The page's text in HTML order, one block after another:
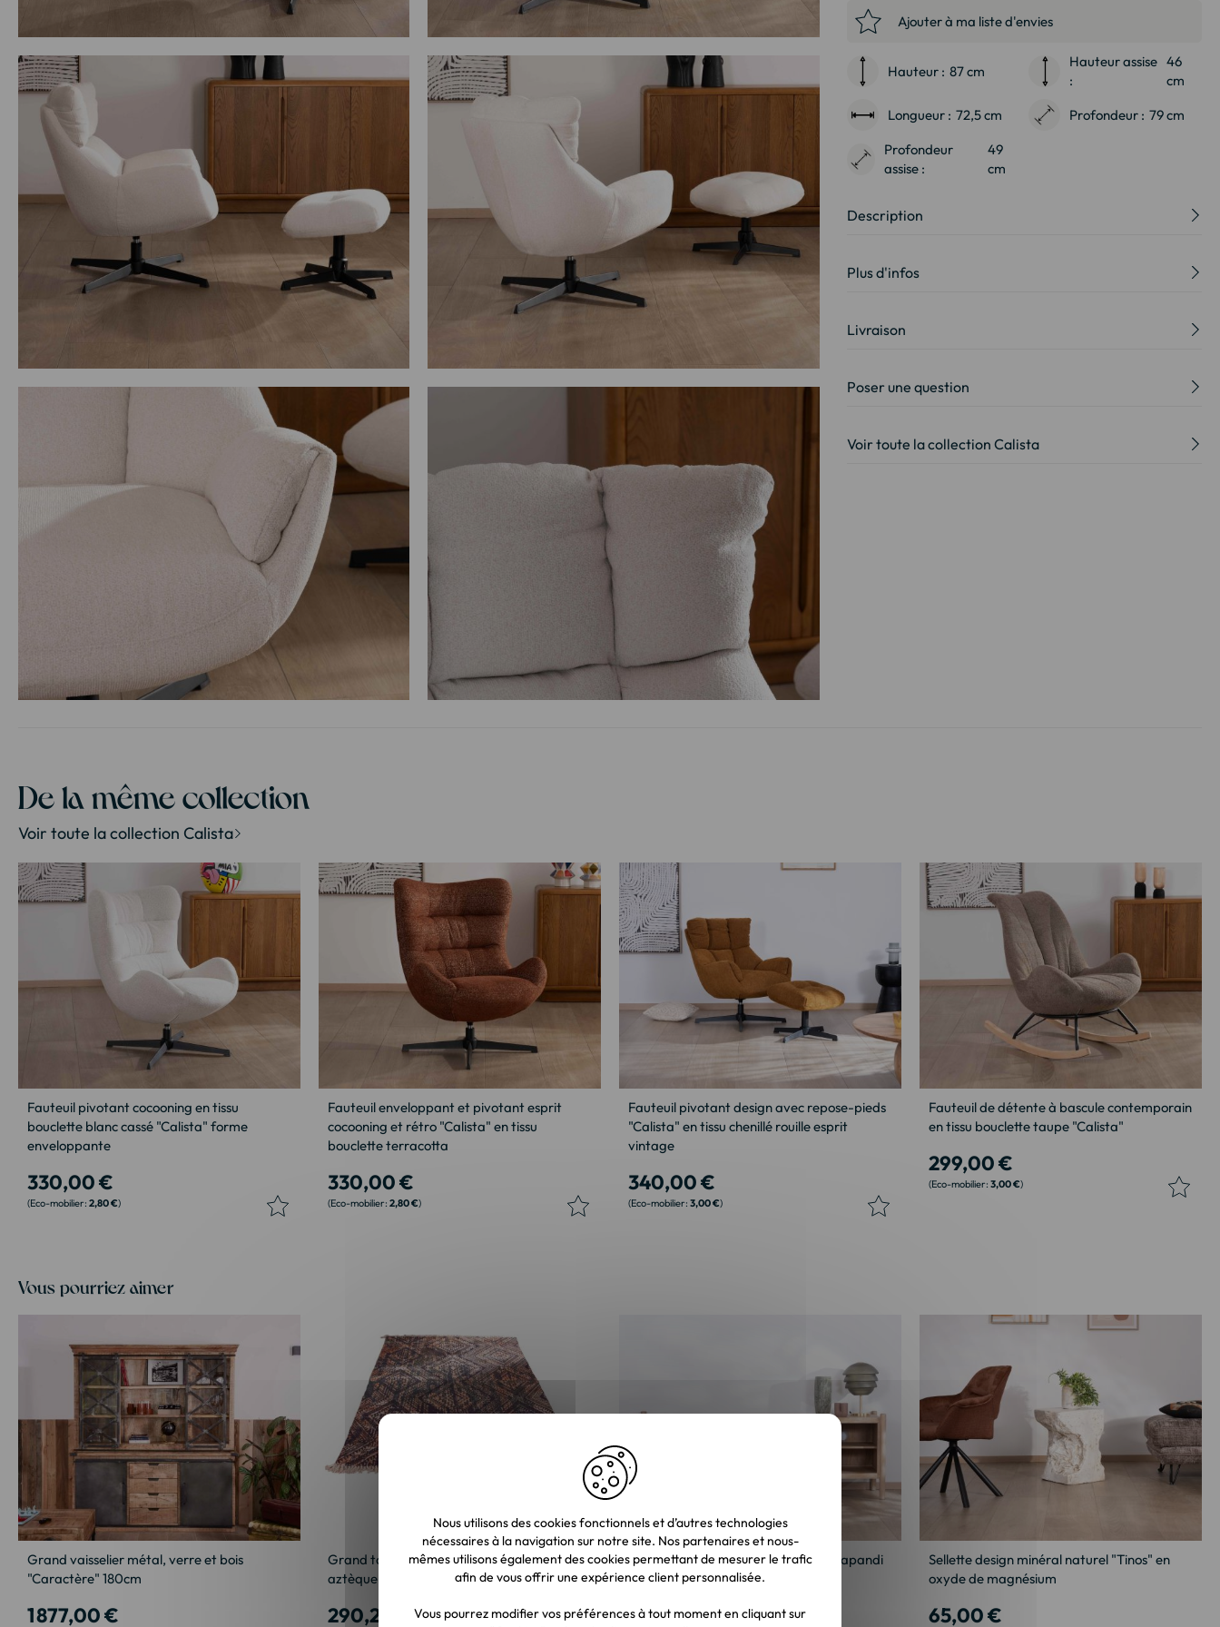
la
Galerie
d’images
Ajouter à ma liste d'envies
Hauteur : 87 cm
Hauteur assise
:
46
cm
Longueur : 72,5 cm Profondeur : 79 cm
Profondeur
assise :
49
cm
Description
Plus d'infos
Livraison
Poser une question
Voir toute la collection Calista
De la même collection
Voir toute la collection Calista
Fauteuil pivotant cocooning en tissu
bouclette blanc cassé "Calista" forme
enveloppante
330,00 €
2,80 €
Fauteuil enveloppant et pivotant esprit
cocooning et rétro "Calista" en tissu
bouclette terracotta
330,00 €
2,80 €
Fauteuil pivotant design avec repose-pieds
"Calista" en tissu chenillé rouille esprit
vintage
340,00 €
3,00 €
Fauteuil de détente à bascule contemporain
en tissu bouclette taupe "Calista"
299,00 €
3,00 €
Vous pourriez aimer
Grand vaisselier métal, verre et bois
"Caractère" 180cm
1 877,00 €
Grand tapis en coton imprimé esprit
aztèque 180x270cm "Cocoon"
290,25 €
Grand banc TV en manguier esprit japandi
"Orobie" 185 cm
698,10 €
Sellette design minéral naturel "Tinos" en
oxyde de magnésium
65,00 €
Nous utilisons des cookies fonctionnels et d’autres technologies
nécessaires à la navigation sur notre site. Nos partenaires et nous-
mêmes utilisons également des cookies permettant de mesurer le trafic
afin de vous offrir une expérience client personnalisée.
Vous pourrez modifier vos préférences à tout moment en cliquant sur